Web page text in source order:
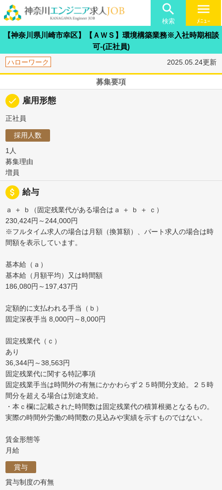

検索
menu
ﾒﾆｭｰ
【神奈川県川崎市幸区】【ＡＷＳ】環境構築業務※入社時期相談
可-(正社員)
ハローワーク 2025.05.24更新
募集要項
done 雇用形態
正社員
採用人数
1人
募集理由
増員
attach_money 給与
ａ ＋ ｂ（固定残業代がある場合はａ ＋ ｂ ＋ ｃ）
230,424円～244,000円
※フルタイム求人の場合は月額（換算額）、パート求人の場合は時
間額を表示しています。
基本給（ａ）
基本給（月額平均）又は時間額
186,080円～197,437円
定額的に支払われる手当（ｂ）
固定深夜手当 8,000円～8,000円
固定残業代（ｃ）
あり
36,344円～38,563円
固定残業代に関する特記事項
固定残業手当は時間外の有無にかかわらず２５時間分支給。２５時
間分を超える場合は別途支給。
・本ｃ欄に記載された時間数は固定残業代の積算根拠となるもの。
実際の時間外労働の時間数の見込みや実績を示すものではない。
賃金形態等
月給
賞与
賞与制度の有無